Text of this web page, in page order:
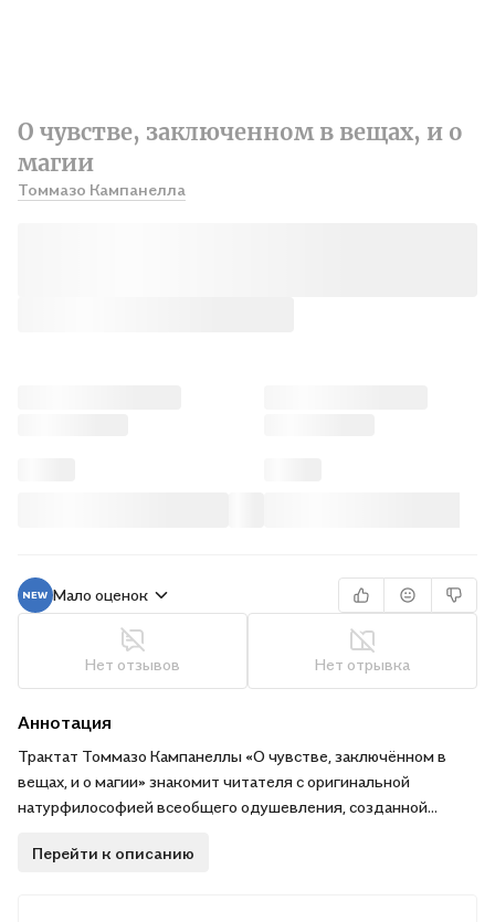
О чувстве, заключенном в вещах, и о
магии
Томмазо Кампанелла
Мало оценок
Нет отзывов Нет отрывка
Аннотация
Трактат Томмазо Кампанеллы «О чувстве, заключённом в
вещах, и о магии» знакомит читателя с оригинальной
натурфилософией всеобщего одушевления, созданной
главы из всех четырёх книг трактата, снабжённые
Перейти к описанию